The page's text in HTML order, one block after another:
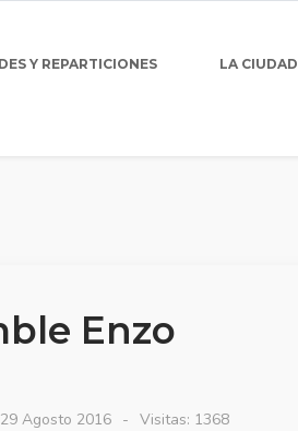
Y REPARTICIONES LA CIUDAD
Enzo
Agosto 2016 Visitas: 1368